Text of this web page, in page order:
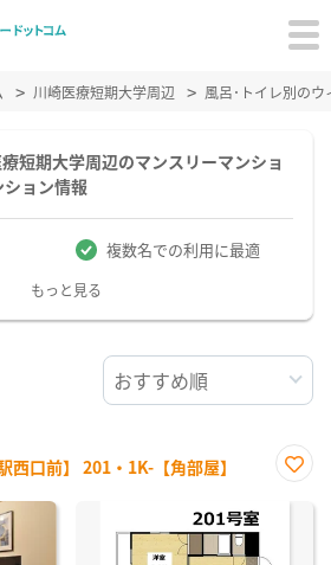
川崎医療短期大学周辺 風呂･トイレ別の
短期大学周辺のマンスリーマンショ
ョン情報
複数名での利用に最適
もっと見る
西口前】 201・1K-【角部屋】
に入